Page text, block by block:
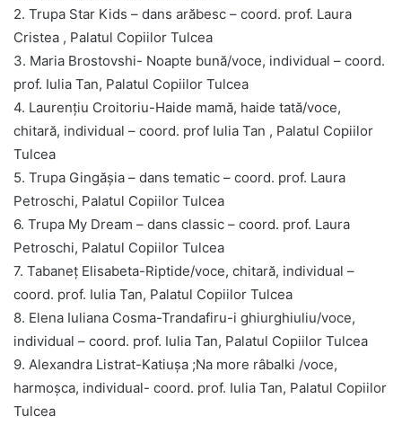
2. Trupa Star Kids – dans arăbesc – coord. prof. Laura
Cristea , Palatul Copiilor Tulcea
3. Maria Brostovshi- Noapte bună/voce, individual – coord.
prof. Iulia Tan, Palatul Copiilor Tulcea
4. Laurențiu Croitoriu-Haide mamă, haide tată/voce,
chitară, individual – coord. prof Iulia Tan , Palatul Copiilor
Tulcea
5. Trupa Gingășia – dans tematic – coord. prof. Laura
Petroschi, Palatul Copiilor Tulcea
6. Trupa My Dream – dans classic – coord. prof. Laura
Petroschi, Palatul Copiilor Tulcea
7. Tabaneț Elisabeta-Riptide/voce, chitară, individual –
coord. prof. Iulia Tan, Palatul Copiilor Tulcea
8. Elena Iuliana Cosma-Trandafiru-i ghiurghiuliu/voce,
individual – coord. prof. Iulia Tan, Palatul Copiilor Tulcea
9. Alexandra Listrat-Katiușa ;Na more râbalki /voce,
harmoșca, individual- coord. prof. Iulia Tan, Palatul Copiilor
Tulcea